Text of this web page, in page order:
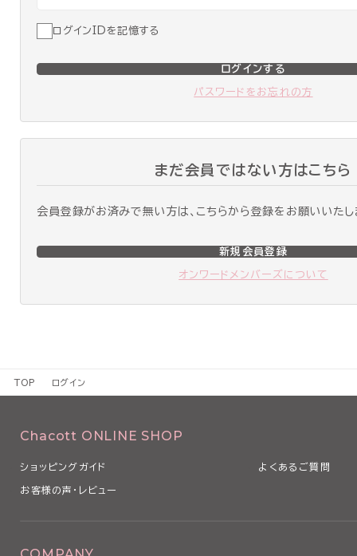
ログインIDを記憶する
ログインする
パスワードをお忘れの方
まだ会員ではない方はこちら
会員登録がお済みで無い方は、こちらから登録をお願いいたし
新規会員登録
オンワードメンバーズについて
TOP ログイン
Chacott ONLINE SHOP
ショッピングガイド よくあるご質問
お客様の声・レビュー